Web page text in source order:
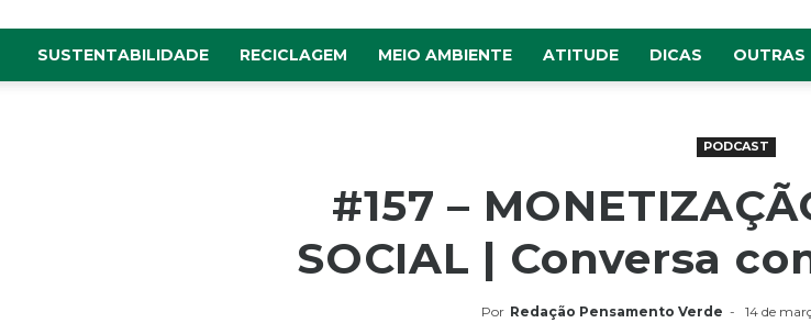
SUSTENTABILIDADE RECICLAGEM MEIO AMBIENTE ATITUDE DICAS OUTRAS
PODCAST
#157 –
SOCIAL | Conversa
Por Redação Pensamento Verde - 14 de